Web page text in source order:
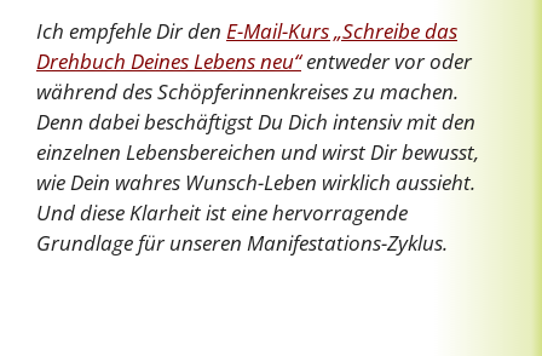
Ich empfehle Dir den E-Mail-Kurs „Schreibe das
Drehbuch Deines Lebens neu“entweder vor oder
während des Schöpferinnenkreises zu machen.
Denn dabei beschäftigst Du Dich intensiv mit den
einzelnen Lebensbereichen und wirst Dir bewusst,
wie Dein wahres Wunsch-Leben wirklich aussieht.
Und diese Klarheit ist eine hervorragende
Grundlage für unseren Manifestations-Zyklus.